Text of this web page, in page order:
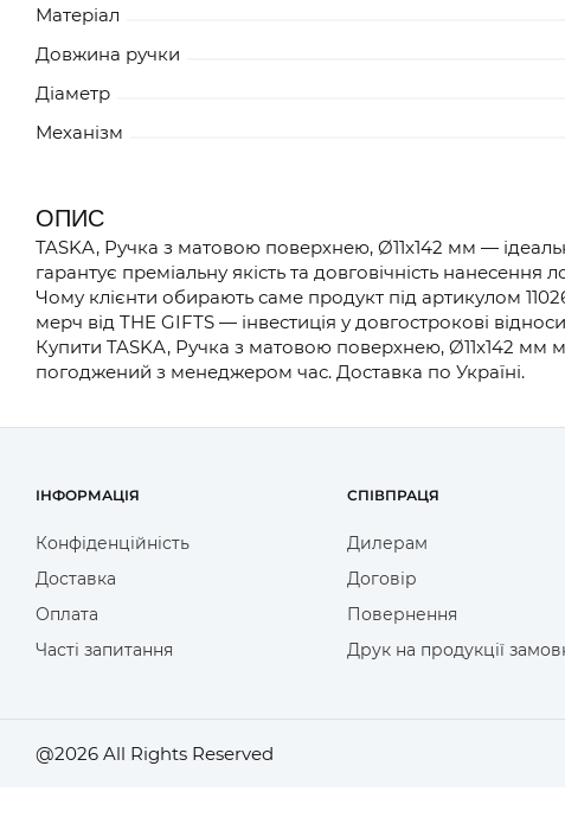
Матеріал
Довжина ручки
Діаметр
Механізм
ОПИС
TASKA, Ручка з матовою поверхнею, Ø11x142 мм —
гарантує преміальну якість та довговічність нанесення
Чому клієнти обирають саме продукт під артикулом
мерч від THE GIFTS — інвестиція у довгострокові
Купити TASKA, Ручка з матовою поверхнею, Ø11x142 мм
погоджений з менеджером час. Доставка по Україні.
ІНФОРМАЦІЯ
Конфіденційність
Доставка
Оплата
Часті запитання
СПІВПРАЦЯ
Дилерам
Договір
Повернення
Друк на продукції
@2026 All Rights Reserved